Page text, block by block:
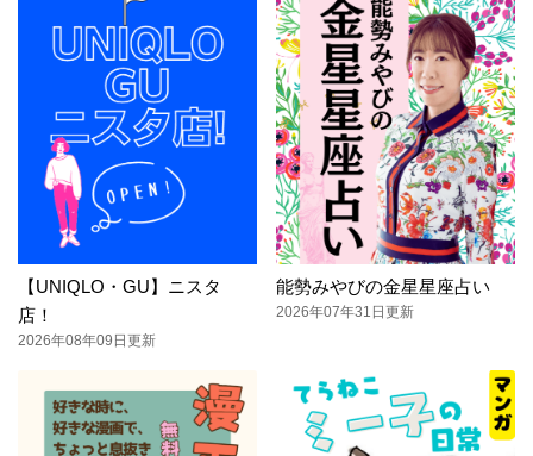
【UNIQLO・GU】ニスタ
店！
2026年08年09日更新
能勢みやびの金星星座占い
2026年07年31日更新